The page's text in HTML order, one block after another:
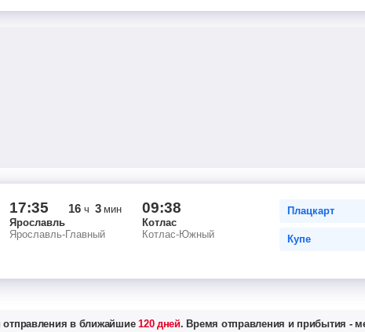
17:35 16ч 3мин
Ярославль
Ярославль-Главный
09:38
Котлас
Котлас-Южный
Плацкарт
Купе
отправления в ближайшие120 дней. Время отправления и прибытия -